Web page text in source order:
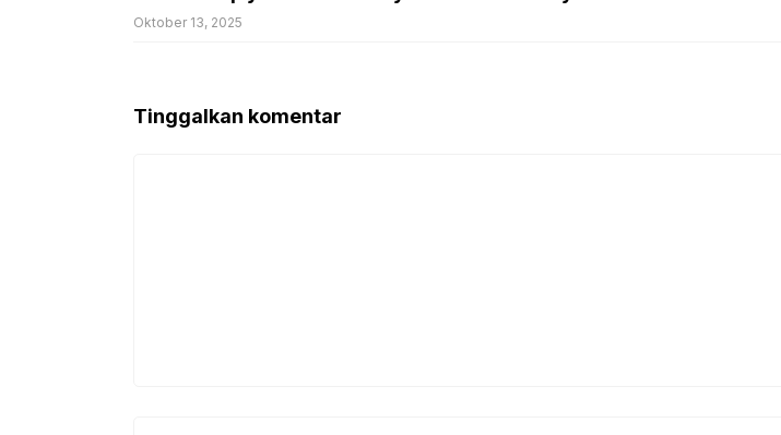
Oktober 13, 2025
Tinggalkan komentar